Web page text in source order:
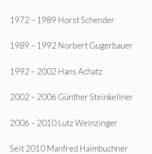
1972 – 1989 Horst Schender
1989 – 1992 Norbert Gugerbauer
1992 – 2002 Hans Achatz
2002 – 2006 Günther Steinkellner
2006 – 2010 Lutz Weinzinger
Seit 2010 Manfred Haimbuchner